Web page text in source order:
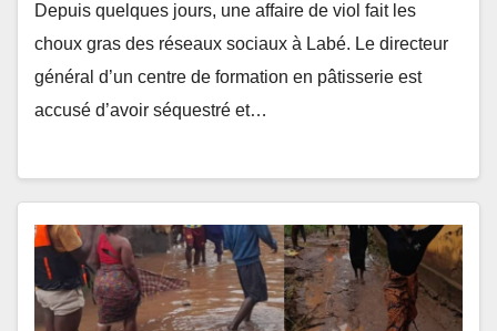
Depuis quelques jours, une affaire de viol fait les
choux gras des réseaux sociaux à Labé. Le directeur
général d’un centre de formation en pâtisserie est
accusé d’avoir séquestré et…